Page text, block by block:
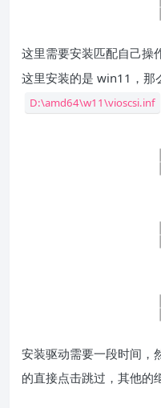
这里需要安装匹配自己操
这里安装的是 win11，那
D:\amd64\w11\vioscsi.inf
安装驱动需要一段时间，
的直接点击跳过，其他的